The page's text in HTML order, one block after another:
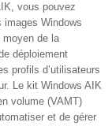
vous pouvez
Windows
de la
déploiement
profils d’utilisateurs
Le kit Windows AIK
volume (VAMT)
et de gérer